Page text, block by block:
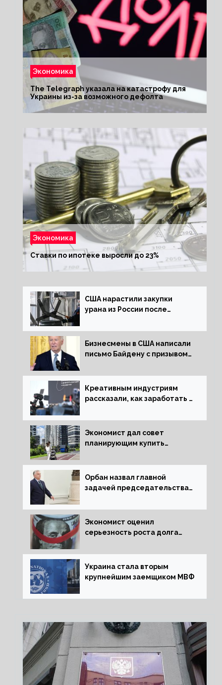
Экономика
The Telegraph указала на катастрофу для
Украины из-за возможного дефолта
Экономика
Ставки по ипотеке выросли до 23%
США нарастили закупки
урана из России после
Бизнесмены в США написали
письмо Байдену с призывом
Креативным индустриям
рассказали, как заработать 2
экономики
Экономист дал совет
планирующим купить
Орбан назвал главной
задачей председательства
за мир
Экономист оценил
серьезность роста долга
Украина стала вторым
крупнейшим заемщиком МВФ